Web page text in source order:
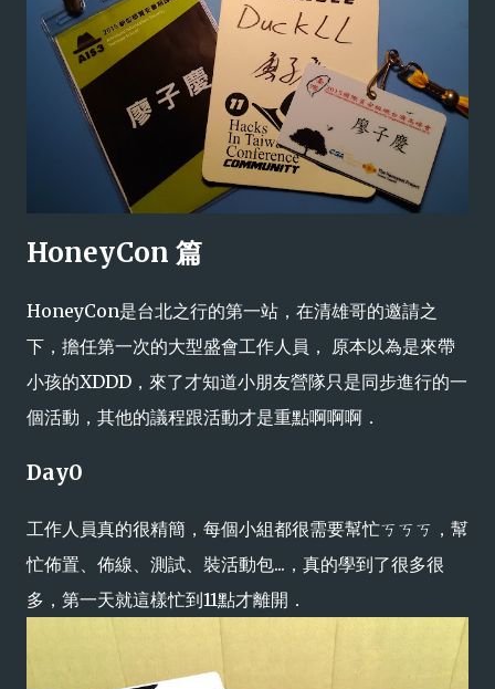
HoneyCon 篇
HoneyCon是台北之行的第一站，在清雄哥的邀請之
下，擔任第一次的大型盛會工作人員， 原本以為是來帶
小孩的XDDD，來了才知道小朋友營隊只是同步進行的一
個活動，其他的議程跟活動才是重點啊啊啊．
Day0
工作人員真的很精簡，每個小組都很需要幫忙ㄎㄎㄎ，幫
忙佈置、佈線、測試、裝活動包...，真的學到了很多很
多，第一天就這樣忙到11點才離開．